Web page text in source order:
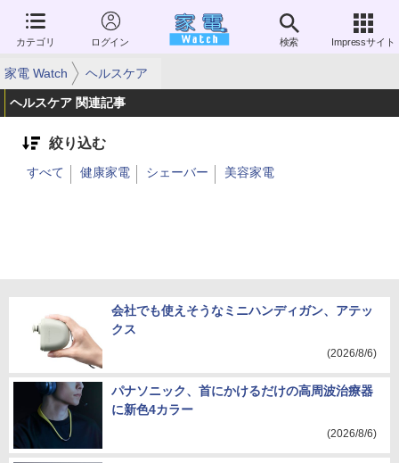
カテゴリ ログイン 検索 Impressサイト
家電 Watch ヘルスケア
ヘルスケア 関連記事
絞り込む
すべて 健康家電 シェーバー 美容家電
会社でも使えそうなミニハンディガン、アテッ
クス
(2026/8/6)
パナソニック、首にかけるだけの高周波治療器
に新色4カラー
(2026/8/6)